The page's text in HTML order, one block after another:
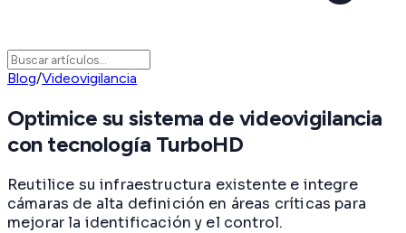
Blog/Videovigilancia
Optimice su sistema de videovigilancia
con tecnología TurboHD
Reutilice su infraestructura existente e integre
cámaras de alta definición en áreas críticas para
mejorar la identificación y el control.